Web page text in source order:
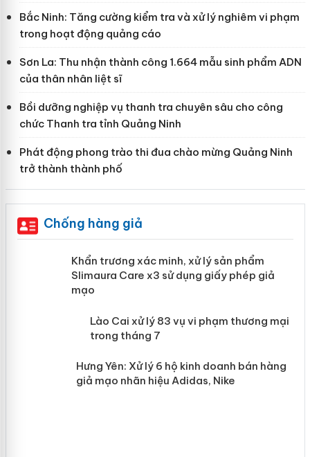
Bắc Ninh: Tăng cường kiểm tra và xử lý nghiêm vi phạm
trong hoạt động quảng cáo
Sơn La: Thu nhận thành công 1.664 mẫu sinh phẩm ADN
của thân nhân liệt sĩ
Bồi dưỡng nghiệp vụ thanh tra chuyên sâu cho công
chức Thanh tra tỉnh Quảng Ninh
Phát động phong trào thi đua chào mừng Quảng Ninh
trở thành thành phố
Chống hàng giả
Khẩn trương xác minh, xử lý sản phẩm
Slimaura Care x3 sử dụng giấy phép
mại trong tháng 7